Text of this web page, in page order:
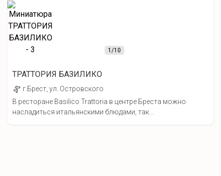
1/10
ТРАТТОРИЯ БАЗИЛИКО
г.Брест, ул. Островского
В ресторане Basilico Trattoria в центре Бреста можно
насладиться итальянскими блюдами, так...